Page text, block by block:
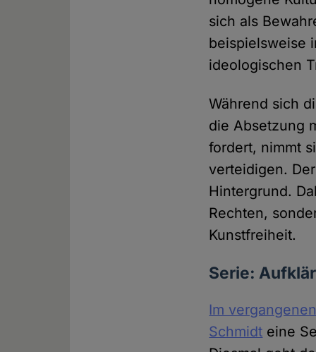
sich als
beispielsweise
ideologischen
Während sich
die Absetzung
fordert, nimmt
verteidigen.
Hintergrund.
Rechten,
Kunstfreiheit.
Serie:
Im
Schmidt eine